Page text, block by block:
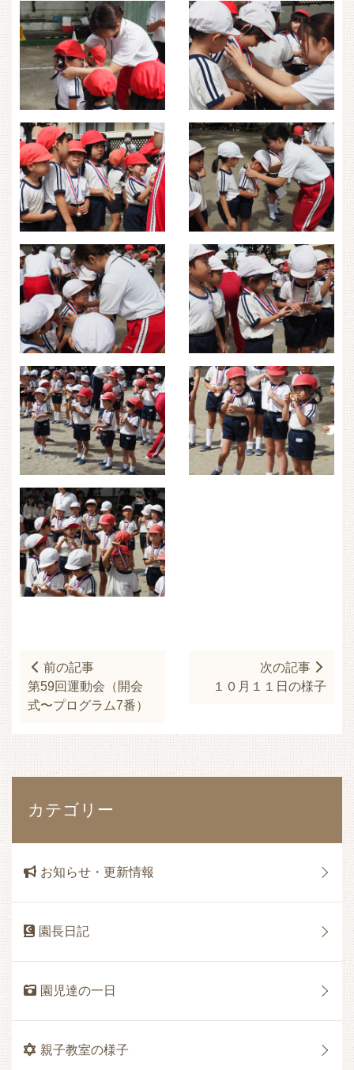
カテゴリー
お知らせ・更新情報
園長日記
園児達の一日
親子教室の様子
前の記事
第59回運動会（開会
式〜プログラム7番）
次の記事
１０月１１日の様子